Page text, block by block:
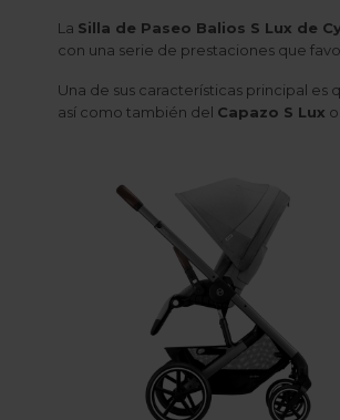
La Silla de Paseo Balios S Lux de
con una serie de prestaciones que
Una de sus características principal
así como también del Capazo S Lux